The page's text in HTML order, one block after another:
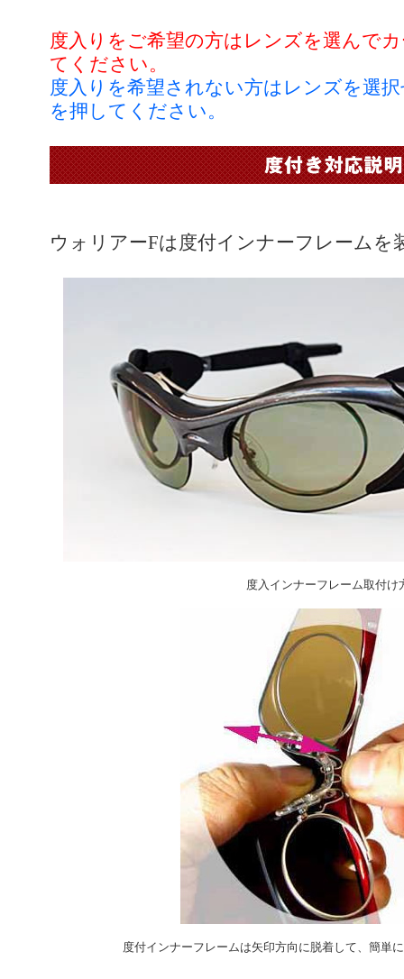
度入りをご希望の方はレンズを選んで
てください。
度入りを希望されない方はレンズを選
を押してください。
ウォリアーFは度付インナーフレームを
度入インナーフレーム取付け
度付インナーフレームは矢印方向に脱着して、簡単